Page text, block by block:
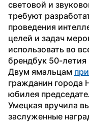
световой и
требуют
проведения
целей и задач
использовать во
брендбук 50-летия
Двум ямальцам
гражданин города
юбилея
Умецкая вручила
заслуженные